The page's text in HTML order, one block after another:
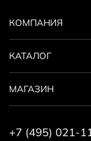
КОМПАНИЯ
КАТАЛОГ
МАГАЗИН
+7 (495) 021-